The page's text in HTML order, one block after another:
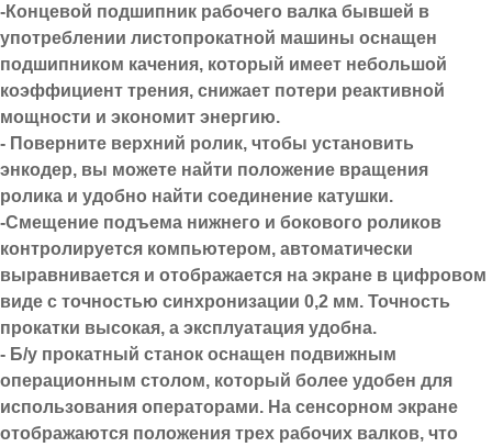
-Концевой подшипник рабочего валка бывшей в
употреблении листопрокатной машины оснащен
подшипником качения, который имеет небольшой
коэффициент трения, снижает потери реактивной
мощности и экономит энергию.
- Поверните верхний ролик, чтобы установить
энкодер, вы можете найти положение вращения
ролика и удобно найти соединение катушки.
-Смещение подъема нижнего и бокового роликов
контролируется компьютером, автоматически
выравнивается и отображается на экране в цифровом
виде с точностью синхронизации 0,2 мм. Точность
прокатки высокая, а эксплуатация удобна.
- Б/у прокатный станок оснащен подвижным
операционным столом, который более удобен для
использования операторами. На сенсорном экране
отображаются положения трех рабочих валков, что